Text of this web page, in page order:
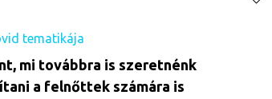
tematikája
mi továbbra is szeretnénk
a felnőttek számára is